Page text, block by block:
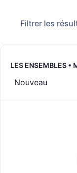
Filtrer les
LES ENSEMBLES •
Nouveau